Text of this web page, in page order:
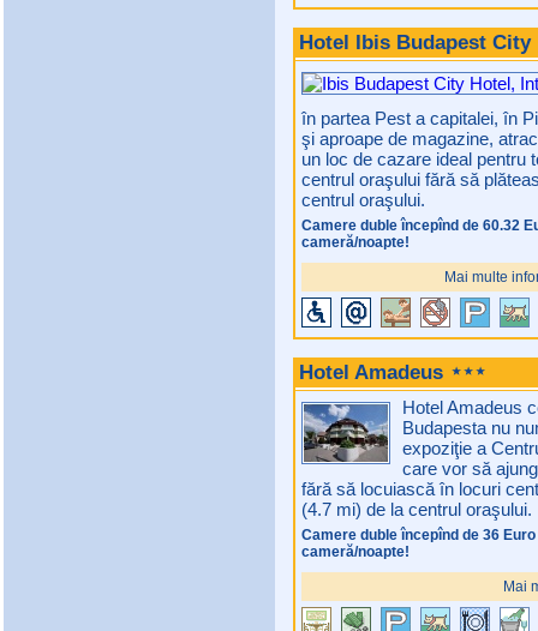
Hotel Ibis Budapest City
în partea Pest a capitalei, în
şi aproape de magazine,
un loc de cazare ideal pentru
centrul oraşului fără să
centrul oraşului.
Camere duble începînd de 60.32
cameră/noapte!
Mai multe
Hotel Amadeus
Hotel Amadeus
Budapesta nu
expoziţie a
care vor să
fără să locuiască în locuri
(4.7 mi) de la centrul oraşului.
Camere duble începînd de 36
cameră/noapte!
Mai